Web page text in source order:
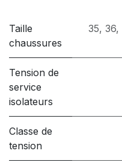
Taille
chaussures
35, 36,
Tension de
service
isolateurs
Classe de
tension